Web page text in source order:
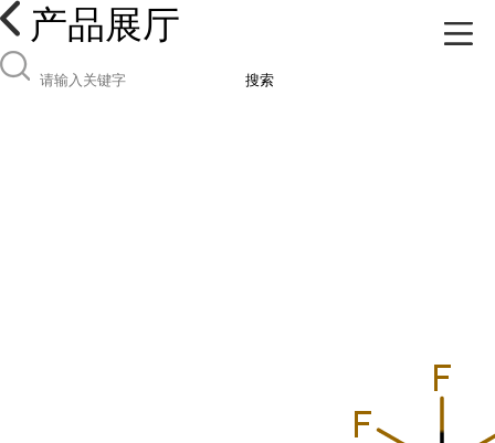
产品展厅
搜索